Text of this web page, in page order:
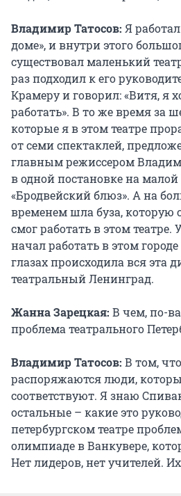
Владимир Татосов: Я
доме», и внутри этого
существовал маленький
раз подходил к его
Крамеру и говорил: «Витя, я
работать». В то же время за
которые я в этом театре
от семи спектаклей,
главным режиссером
в одной постановке на малой
«Бродвейский блюз». А на
временем шла буза, которую
смог работать в этом
начал работать в этом
глазах происходила вся эта
театральный Ленинград.
Жанна Зарецкая: В чем, по-
проблема театрального
Владимир Татосов: В том,
распоряжаются люди,
соответствуют. Я знаю
остальные – какие это
петербургском театре
олимпиаде в Ванкувере,
Нет лидеров, нет учителей.